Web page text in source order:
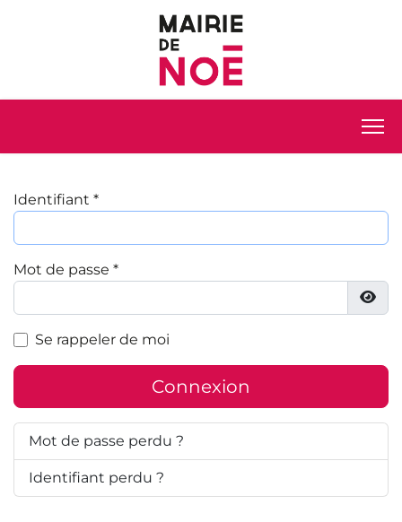
Identifiant *
Mot de passe *
Se rappeler de moi
Connexion
Mot de passe perdu ?
Identifiant perdu ?